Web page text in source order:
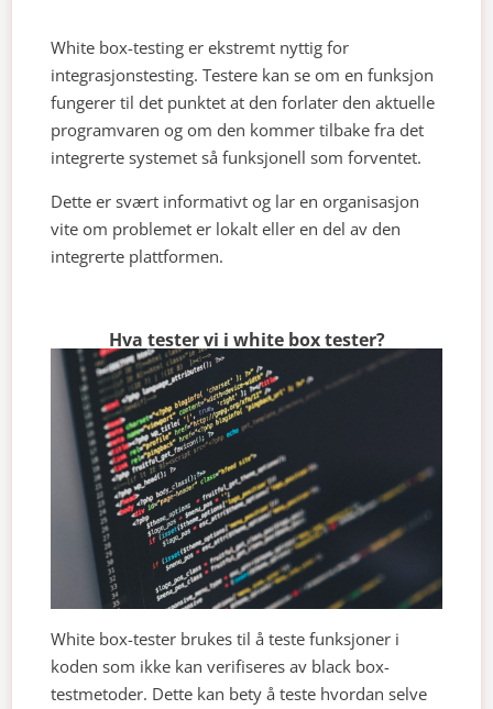
White box-testing er ekstremt nyttig for
integrasjonstesting. Testere kan se om en funksjon
fungerer til det punktet at den forlater den aktuelle
programvaren og om den kommer tilbake fra det
integrerte systemet så funksjonell som forventet.
Dette er svært informativt og lar en organisasjon
vite om problemet er lokalt eller en del av den
integrerte plattformen.
Hva tester vi i white box tester?
White box-tester brukes til å teste funksjoner i
koden som ikke kan verifiseres av black box-
testmetoder. Dette kan bety å teste hvordan selve